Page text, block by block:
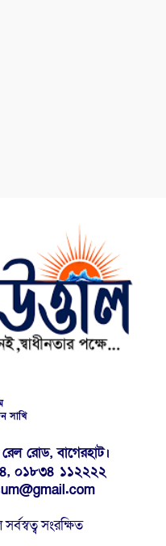
সাখি
রেল রোড, বাগেরহাট।
০১৮৩৪ ১১২২২২
সংরক্ষিত